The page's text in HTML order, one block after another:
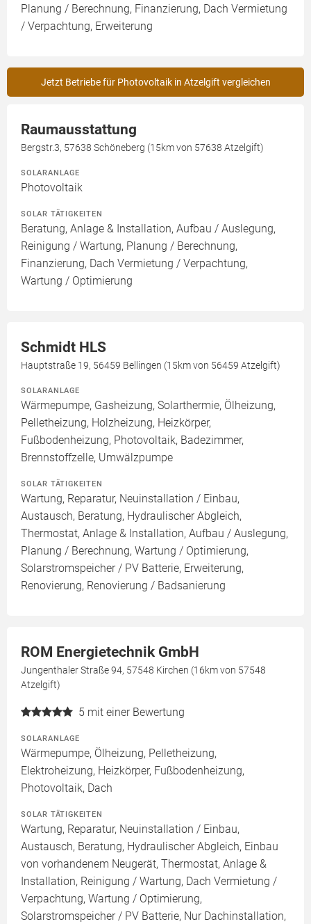
Planung / Berechnung, Finanzierung, Dach Vermietung
/ Verpachtung, Erweiterung
Jetzt Betriebe für Photovoltaik in Atzelgift vergleichen
Raumausstattung
Bergstr.3, 57638 Schöneberg (15km von 57638 Atzelgift)
SOLARANLAGE
Photovoltaik
SOLAR TÄTIGKEITEN
Beratung, Anlage & Installation, Aufbau / Auslegung,
Reinigung / Wartung, Planung / Berechnung,
Finanzierung, Dach Vermietung / Verpachtung,
Wartung / Optimierung
Schmidt HLS
Hauptstraße 19, 56459 Bellingen (15km von 56459 Atzelgift)
SOLARANLAGE
Wärmepumpe, Gasheizung, Solarthermie, Ölheizung,
Pelletheizung, Holzheizung, Heizkörper,
Fußbodenheizung, Photovoltaik, Badezimmer,
Brennstoffzelle, Umwälzpumpe
SOLAR TÄTIGKEITEN
Wartung, Reparatur, Neuinstallation / Einbau,
Austausch, Beratung, Hydraulischer Abgleich,
Thermostat, Anlage & Installation, Aufbau / Auslegung,
Planung / Berechnung, Wartung / Optimierung,
Solarstromspeicher / PV Batterie, Erweiterung,
Renovierung, Renovierung / Badsanierung
ROM Energietechnik GmbH
Jungenthaler Straße 94, 57548 Kirchen (16km von 57548
Atzelgift)
5 mit einer Bewertung
SOLARANLAGE
Wärmepumpe, Ölheizung, Pelletheizung,
Elektroheizung, Heizkörper, Fußbodenheizung,
Photovoltaik, Dach
SOLAR TÄTIGKEITEN
Wartung, Reparatur, Neuinstallation / Einbau,
Austausch, Beratung, Hydraulischer Abgleich, Einbau
von vorhandenem Neugerät, Thermostat, Anlage &
Installation, Reinigung / Wartung, Dach Vermietung /
Verpachtung, Wartung / Optimierung,
Solarstromspeicher / PV Batterie, Nur Dachinstallation,